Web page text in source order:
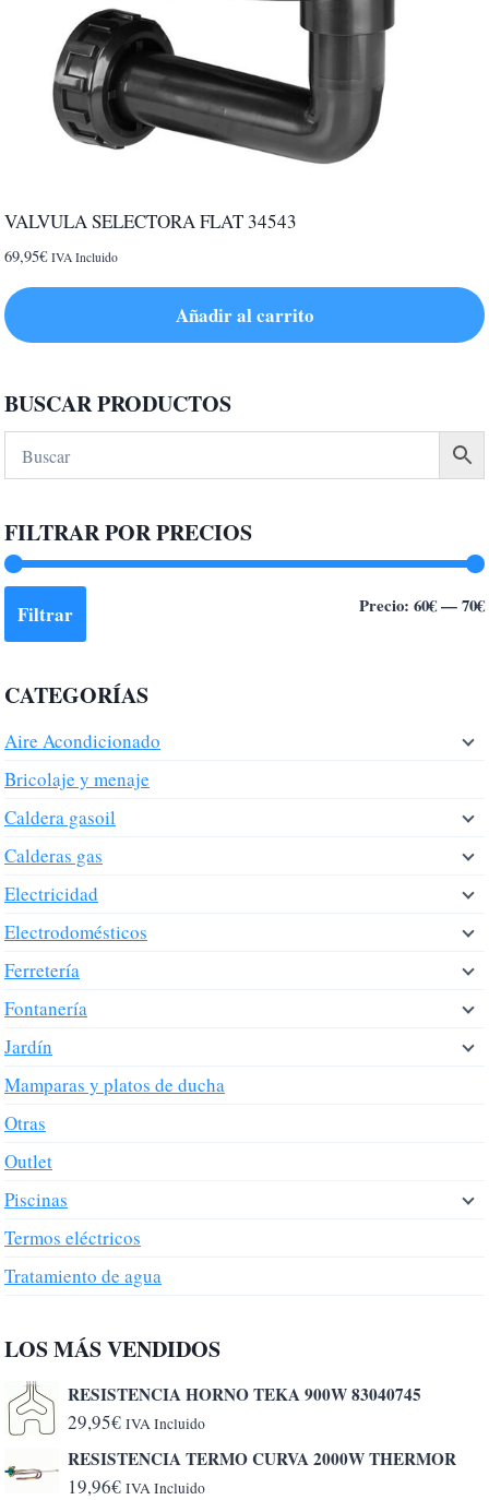
VALVULA SELECTORA FLAT 34543
69,95€ IVA Incluido
Añadir al carrito
BUSCAR PRODUCTOS
FILTRAR POR PRECIOS
Filtrar Precio: 60€—70€
CATEGORÍAS
Aire Acondicionado
Bricolaje y menaje
Caldera gasoil
Calderas gas
Electricidad
Electrodomésticos
Ferretería
Fontanería
Jardín
Mamparas y platos de ducha
Otras
Outlet
Piscinas
Termos eléctricos
Tratamiento de agua
LOS MÁS VENDIDOS
RESISTENCIA HORNO TEKA 900W 83040745
29,95€ IVA Incluido
RESISTENCIA TERMO CURVA 2000W THERMOR
19,96€ IVA Incluido